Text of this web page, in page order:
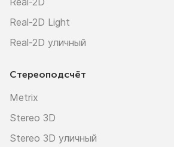
Real-2D Light
Real-2D уличный
Стереоподсчёт
Metrix
Stereo 3D
Stereo 3D уличный